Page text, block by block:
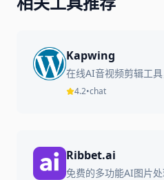
Kapwing
在线AI音视频剪辑工
4.2•chat
Ribbet.ai
免费的多功能AI图片